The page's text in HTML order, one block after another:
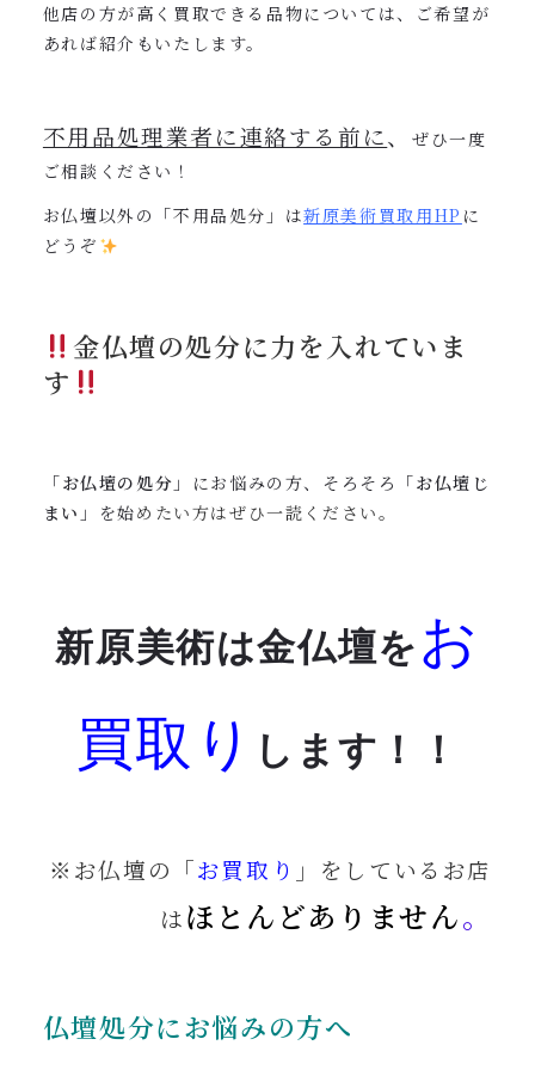
他店の方が高く買取できる品物については、ご希望が
あれば紹介もいたします。
不用品処理業者に連絡する前に、
ぜひ一度
ご相談ください！
お仏壇以外の「不用品処分」は新原美術買取用HP に
どうぞ
金仏壇の処分に力を入れていま
す
「お仏壇の処分 」にお悩みの方、そろそろ「お仏壇じ
まい 」を始めたい方はぜひ一読ください。
新原美術は金仏壇をお
買取り します！！
※お仏壇の「お買取り 」をしているお店
はほとんどありません。
仏壇処分にお悩みの方へ